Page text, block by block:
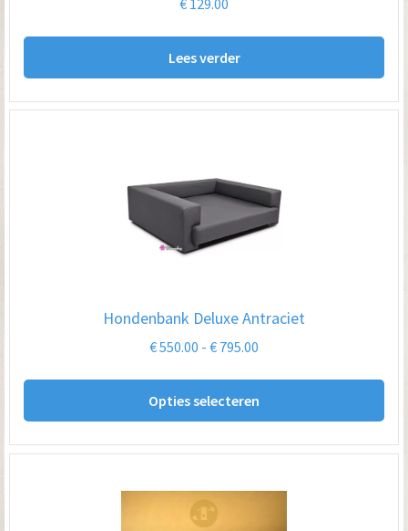
Lees verder
Hondenbank Deluxe Antraciet
€550.00 - € 795.00
€ 795.00
Opties selecteren
Dit